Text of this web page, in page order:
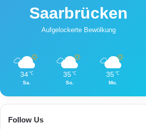
Saarbrücken
Aufgelockerte Bewölkung
34 ℃
Sa.
35 ℃
So.
35 ℃
Mo.
Follow Us